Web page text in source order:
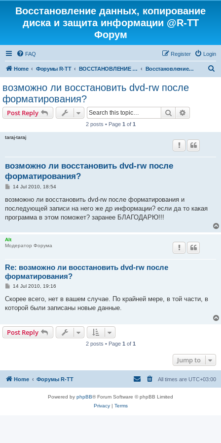
Восстановление данных, копирование
диска и защита информации @R-TT
Форум
FAQ Login
Register
Home Форумы R-TT ВОССТАНОВЛЕНИЕ ДАННЫХ И УДАЛЕННЫХ ФАЙЛОВ Восстановление данных
возможно ли восстановить dvd-rw после
форматирования?
Post Reply Search
2 posts • Page 1 of 1
taraj-taraj
возможно ли восстановить dvd-rw после
форматирования?
P
s
14 Jul 2010, 18:54
возможно ли восстановить dvd-rw после форматирования и
последующей записи на него же др информации? если да то какая
программа в этом поможет? заранее БЛАГОДАРЮ!!!
Alt
Модератор Форума
Re: возможно ли восстановить dvd-rw после
форматирования?
P
s
14 Jul 2010, 19:16
Скорее всего, нет в вашем случае. По крайней мере, в той части, в
которой были записаны новые данные.
Post Reply
2 posts • Page 1 of 1
Jump to
Home Форумы R-TT All times are UTC+03:00
Powered by phpBB® Forum Software © phpBB Limited
Privacy| Terms